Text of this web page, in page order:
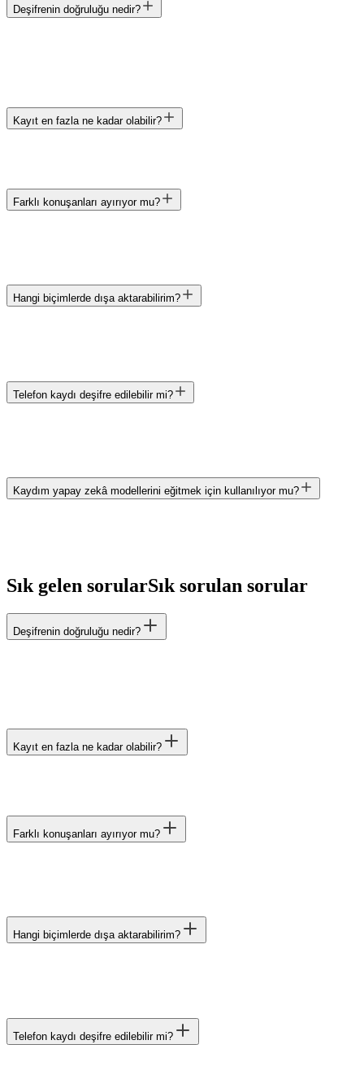
Deşifrenin doğruluğu nedir?
Kayıt en fazla ne kadar olabilir?
Farklı konuşanları ayırıyor mu?
Hangi biçimlerde dışa aktarabilirim?
Telefon kaydı deşifre edilebilir mi?
Kaydım yapay zekâ modellerini eğitmek için kullanılıyor mu?
Sık gelen sorularSık sorulan sorular
Deşifrenin doğruluğu nedir?
Kayıt en fazla ne kadar olabilir?
Farklı konuşanları ayırıyor mu?
Hangi biçimlerde dışa aktarabilirim?
Telefon kaydı deşifre edilebilir mi?